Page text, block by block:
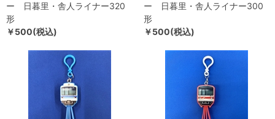
ー 日暮里・舎人ライナー320
形
￥500(税込)
ー 日暮里・舎人ライナー300
形
￥500(税込)